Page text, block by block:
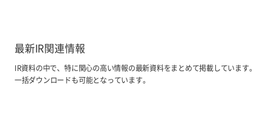
最新IR関連情報
IR資料の中で、特に関心の高い情報の最新資料をまとめて掲載しています。
一括ダウンロードも可能となっています。